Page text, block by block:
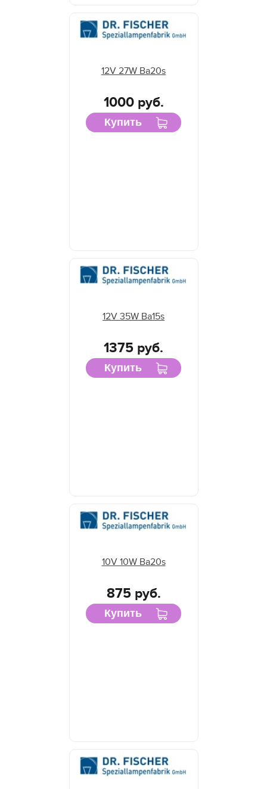
12V 27W Ba20s
1000 руб.
Купить
12V 35W Ba15s
1375 руб.
Купить
10V 10W Ba20s
875 руб.
Купить